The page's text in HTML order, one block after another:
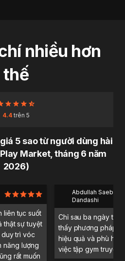
nhiều hơn
thế
4.4trên 5
5 sao từ người dùng hài
Market, tháng 6 năm
2026)
liên tục suốt
thật sự tuyệt
trì vóc
năng lượng
rất muốn
Abdullah Saeb Al
Dandashi
Chỉ sau ba ngày trải
thấy phương pháp
hiệu quả và phù hợp
việc tập gym truyền